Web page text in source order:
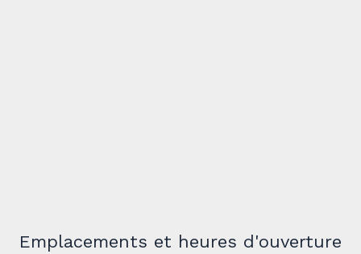
Emplacements et heures d'ouverture